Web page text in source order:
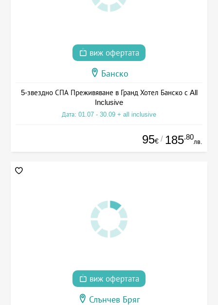
виж офертата
Банско
5-звездно СПА Преживяване в Гранд Хотел Банско с All
Inclusive
Дата: 01.07 - 30.09 + all inclusive
95€ / 185.80
лв.
виж офертата
Слънчев Бряг